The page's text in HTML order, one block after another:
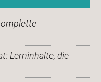
Lerninhalte, die